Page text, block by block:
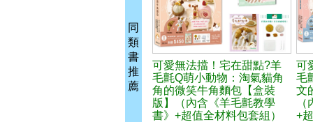
同
類
書
推
薦
可愛無法擋！宅在甜點?羊
毛氈Q萌小動物：淘氣貓角
角的微笑牛角麵包【盒裝
版】（內含《羊毛氈教學
書》+超值全材料包套組）
可
毛
文
+